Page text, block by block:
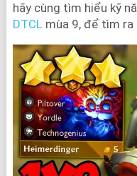
hãy cùng tìm hiểu kỹ
DTCLmùa 9, để tìm ra